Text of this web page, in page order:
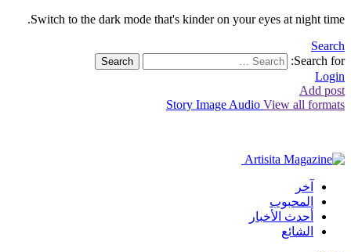
Switch to the dark mode that's kinder on your eyes at night time.
Search
Search for:
Search
Login
Add post
Story Image Audio View all formats
آخر
المحبوب
أحدث الأخبار
الشائع